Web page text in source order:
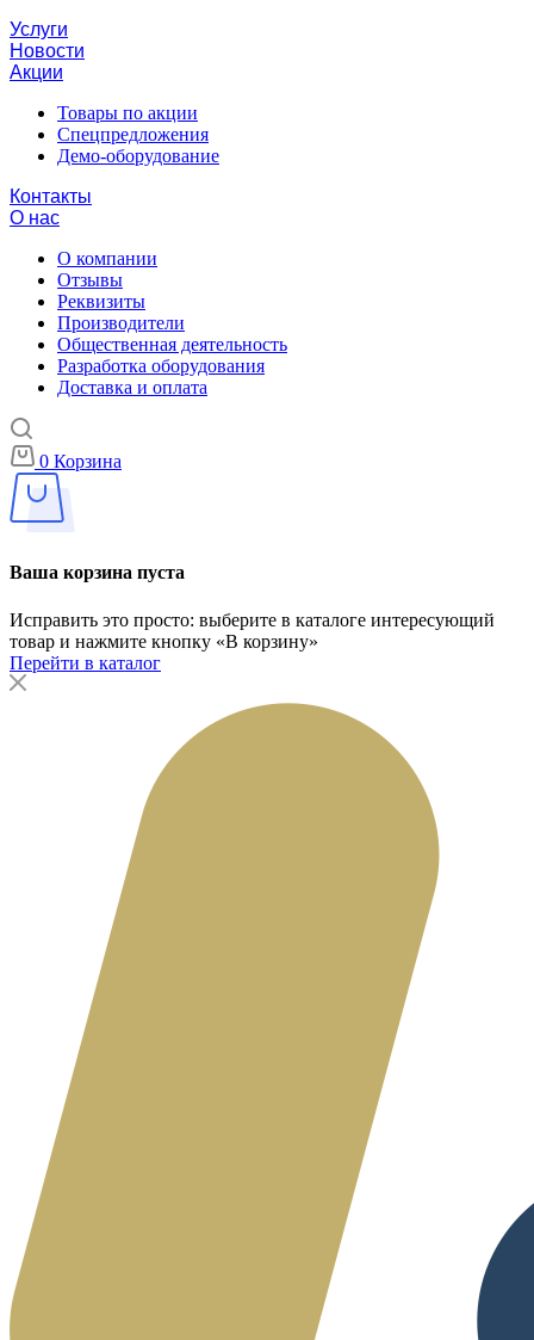
Услуги
Новости
Акции
Товары по акции
Спецпредложения
Демо-оборудование
Контакты
О нас
О компании
Отзывы
Реквизиты
Производители
Общественная деятельность
Разработка оборудования
Доставка и оплата
0 Корзина
Ваша корзина пуста
Исправить это просто: выберите в каталоге интересующий
товар и нажмите кнопку «В корзину»
Перейти в каталог